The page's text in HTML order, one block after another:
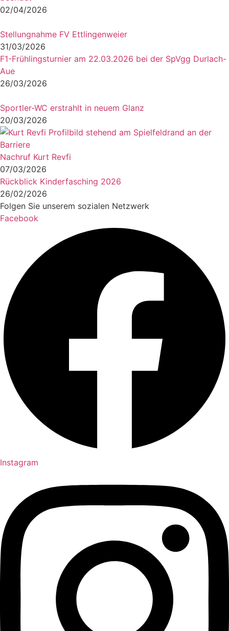
02/04/2026
Stellungnahme FV Ettlingenweier
31/03/2026
F1-Frühlingsturnier am 22.03.2026 bei der SpVgg Durlach-
Aue
26/03/2026
Sportler-WC erstrahlt in neuem Glanz
20/03/2026
Nachruf Kurt Revfi
07/03/2026
Rückblick Kinderfasching 2026
26/02/2026
Folgen Sie unserem sozialen Netzwerk
Facebook
Instagram